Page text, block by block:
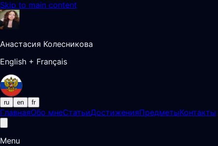
Skip to main content
Анастасия Колесникова
English + Français
ru en fr
ГлавнаяОбо мнеСтатьиДостиженияПредметыКонтакты
Menu